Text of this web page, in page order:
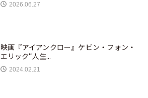
2026.06.27
映画『アイアンクロー』ケビン・フォン・
エリック“人生...
2024.02.21